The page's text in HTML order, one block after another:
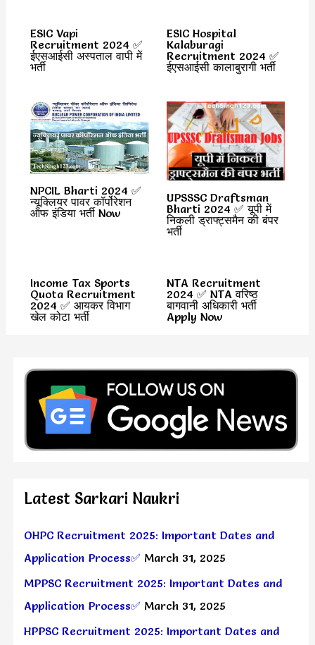
ESIC Vapi
Recruitment 2024 ✅
ईएसआईसी अस्पताल वापी में
भर्ती
ESIC Hospital
Kalaburagi
Recruitment 2024 ✅
ईएसआईसी कालाबुरागी भर्ती
NPCIL Bharti 2024 ✅
न्यूक्लियर पावर कॉर्पोरेशन
ऑफ इंडिया भर्ती Now
UPSSSC Draftsman
Bharti 2024 ✅ यूपी में
निकली ड्राफ्ट्समैन की बंपर
भर्ती
Income Tax Sports
Quota Recruitment
2024 ✅ आयकर विभाग
खेल कोटा भर्ती
NTA Recruitment
2024 ✅ NTA वरिष्ठ
बागवानी अधिकारी भर्ती
Apply Now
Latest Sarkari Naukri
OHPC Recruitment 2025: Important Dates and
Application Process✅ March 31, 2025
MPPSC Recruitment 2025: Important Dates and
Application Process✅ March 31, 2025
HPPSC Recruitment 2025: Important Dates and